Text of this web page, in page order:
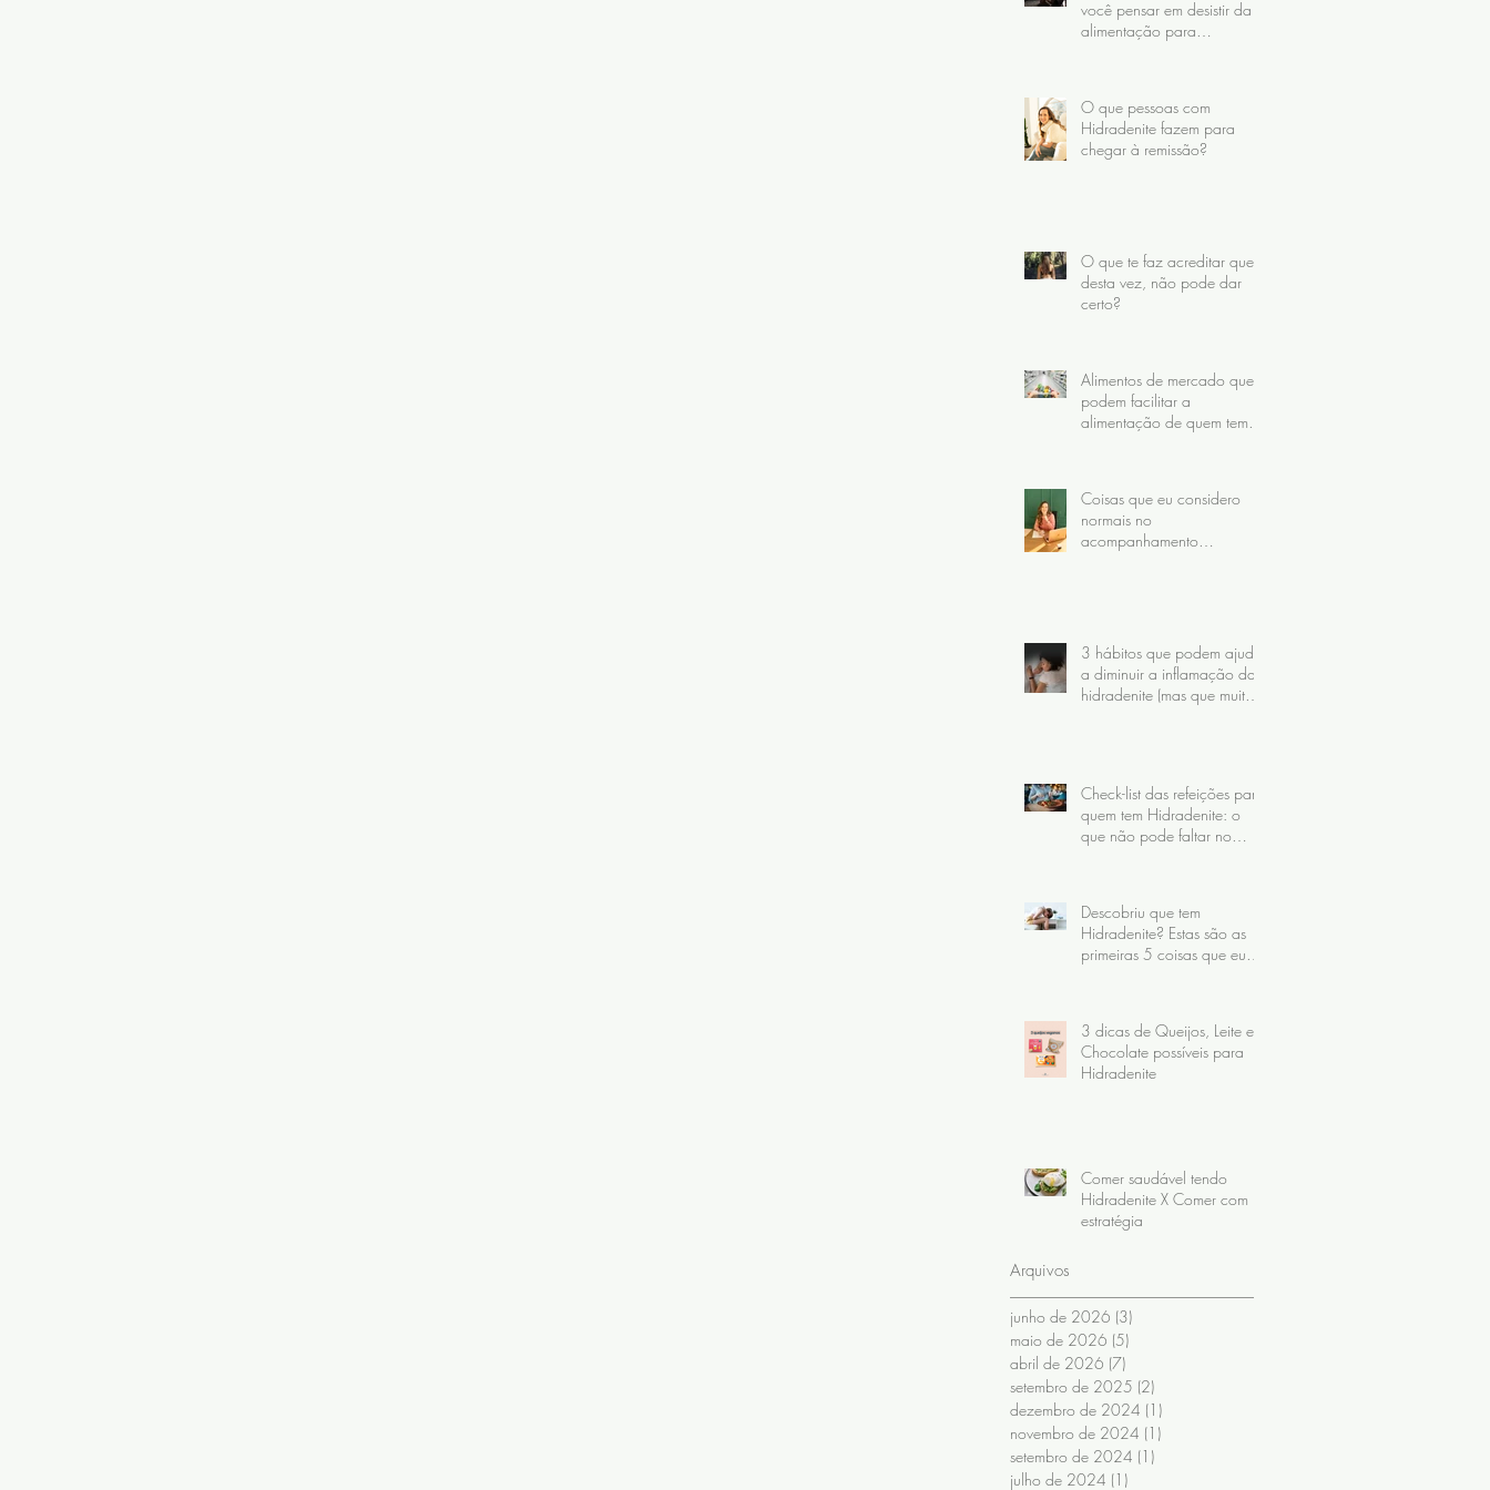
você pensar em desistir da
alimentação para
O que pessoas com
Hidradenite fazem para
chegar à remissão?
O que te faz acreditar que,
desta vez, não pode dar
certo?
Alimentos de mercado que
podem facilitar a
alimentação de quem tem
Coisas que eu considero
normais no
acompanhamento
3 hábitos que podem ajudar
a diminuir a inflamação da
hidradenite (mas que muita
Check-list das refeições para
quem tem Hidradenite: o
que não pode faltar no
Descobriu que tem
Hidradenite? Estas são as
primeiras 5 coisas que eu
3 dicas de Queijos, Leite e
Chocolate possíveis para
Hidradenite
Comer saudável tendo
Hidradenite X Comer com
estratégia
Arquivos
junho de 2026 (3)
maio de 2026 (5)
abril de 2026 (7)
setembro de 2025 (2)
dezembro de 2024 (1)
novembro de 2024 (1)
setembro de 2024 (1)
julho de 2024 (1)